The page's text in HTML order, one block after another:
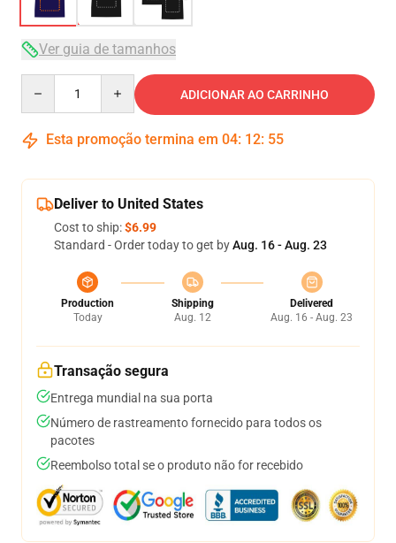
Ver guia de tamanhos
ADICIONAR AO CARRINHO
Esta promoção termina em 04: 12: 54
Deliver to United States
Cost to ship:$6.99
Standard - Order today to get byAug. 16 - Aug. 23
Production
Today
Shipping
Aug. 12
Delivered
Aug. 16 - Aug. 23
Transação segura
Entrega mundial na sua porta
Número de rastreamento fornecido para todos os
pacotes
Reembolso total se o produto não for recebido